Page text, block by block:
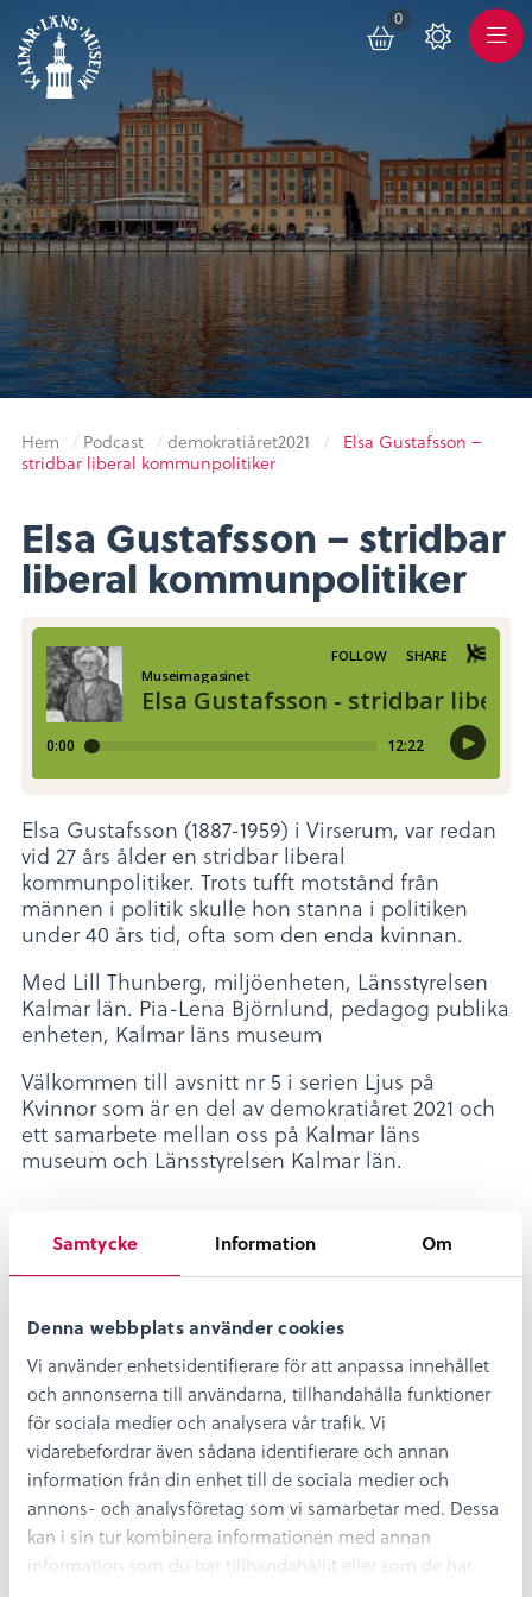
Samtycke Information Om
Denna webbplats använder cookies
Vi använder enhetsidentifierare för att anpassa innehållet
och annonserna till användarna, tillhandahålla funktioner
för sociala medier och analysera vår trafik. Vi
vidarebefordrar även sådana identifierare och annan
information från din enhet till de sociala medier och
annons- och analysföretag som vi samarbetar med. Dessa
kan i sin tur kombinera informationen med annan
information som du har tillhandahållit eller som de har
Varukorg
0 Toggle
Color
Scheme
Meny
Hem / Podcast /demokratiåret2021 / Elsa Gustafsson –
stridbar liberal kommunpolitiker
Elsa Gustafsson – stridbar
liberal kommunpolitiker
Elsa Gustafsson (1887-1959) i Virserum, var redan
vid 27 års ålder en stridbar liberal
kommunpolitiker. Trots tufft motstånd från
männen i politik skulle hon stanna i politiken
under 40 års tid, ofta som den enda kvinnan.
Med Lill Thunberg, miljöenheten, Länsstyrelsen
Kalmar län. Pia-Lena Björnlund, pedagog publika
enheten, Kalmar läns museum
Välkommen till avsnitt nr 5 i serien Ljus på
Kvinnor som är en del av demokratiåret 2021 och
ett samarbete mellan oss på Kalmar läns
museum och Länsstyrelsen Kalmar län.
demokratiåret2021
Dela:
Dela
på
facebook
Dela
på
twitter
Dela
på
linkedin
på
pinterest
Stötta vår podcast Museimagasinet!
Gillar du vår podcast? Bra! Vi vore oändligt
tacksamma om ni kan stötta oss via ett bidrag via
Swish när du har lyssnat färdigt. Även en liten
slant kan göra stor skillnad, många bäckar små så
att säga. Och har du inte möjlighet att hjälpa oss
nu, så kanske sen! Men lyssna på vår podcast